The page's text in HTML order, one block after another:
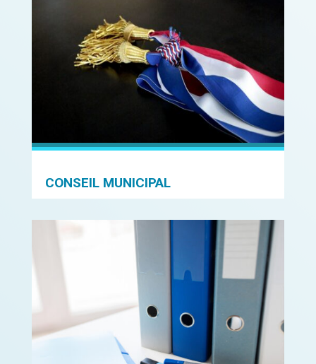
CONSEIL MUNICIPAL